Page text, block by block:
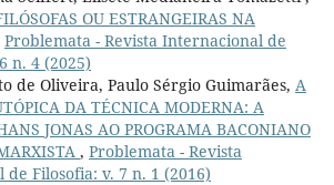
OU ESTRANGEIRAS NA
Problemata - Revista Internacional de
n. 4 (2025)
de Oliveira, Paulo Sérgio Guimarães, A
DA TÉCNICA MODERNA: A
JONAS AO PROGRAMA BACONIANO
, Problemata - Revista
Filosofia: v. 7 n. 1 (2016)